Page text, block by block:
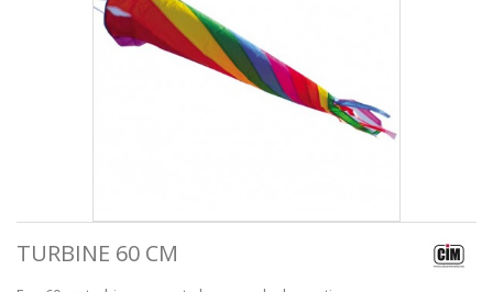
TURBINE 60 CM